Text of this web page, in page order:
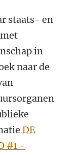
staats- en
in
naar de
DE
#1 -